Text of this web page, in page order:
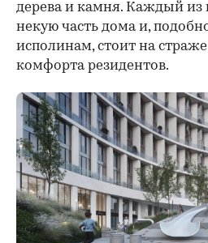
дерева и камня. Каждый из
некую часть дома и,
исполинам, стоит на
комфорта резидентов.